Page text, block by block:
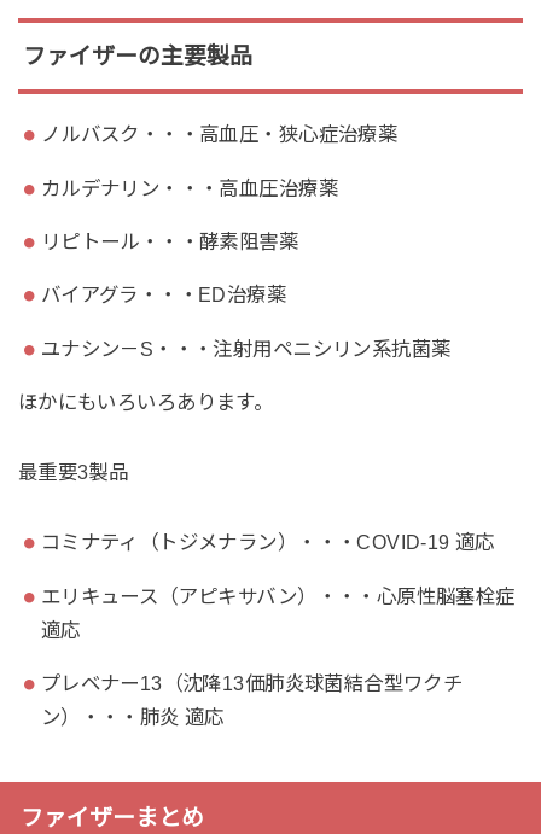
ファイザーの主要製品
ノルバスク・・・高血圧・狭心症治療薬
カルデナリン・・・高血圧治療薬
リピトール・・・酵素阻害薬
バイアグラ・・・ED治療薬
ユナシン－S・・・注射用ペニシリン系抗菌薬
ほかにもいろいろあります。
最重要3製品
コミナティ（トジメナラン）・・・COVID-19 適応
エリキュース（アピキサバン）・・・心原性脳塞栓症
適応
プレベナー13（沈降13価肺炎球菌結合型ワクチ
ン）・・・肺炎 適応
ファイザーまとめ